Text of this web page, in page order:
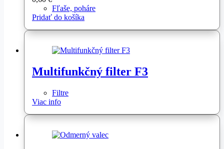
Fľaše, poháre
Pridať do košíka
Multifunkčný filter F3
Filtre
Viac info